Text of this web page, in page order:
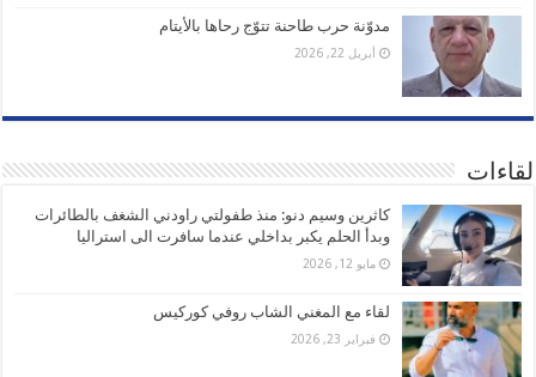
مدوّنة حرب طاحنة تتوّج رحاها بالأيتام
أبريل 22, 2026
لقاءات
كاثرين وسيم دنو: منذ طفولتي راودني الشغف بالطائرات
وبدأ الحلم يكبر بداخلي عندما سافرت الى استراليا
مايو 12, 2026
لقاء مع المغني الشاب روفي كوركيس
فبراير 23, 2026